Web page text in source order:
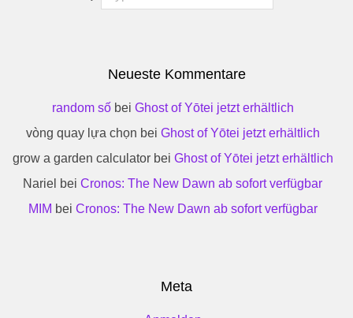
Neueste Kommentare
random sốbei Ghost of Yōtei jetzt erhältlich
vòng quay lựa chọn bei Ghost of Yōtei jetzt erhältlich
grow a garden calculatorbei Ghost of Yōtei jetzt erhältlich
Nariel bei Cronos: The New Dawn ab sofort verfügbar
MIM bei Cronos: The New Dawn ab sofort verfügbar
Meta